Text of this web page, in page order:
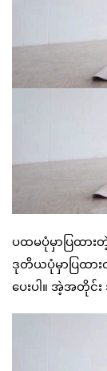
ပထမပုံမှာပြထားတဲ့
ဒုတိယပုံမှာပြထာ
ပေးပါ။ အဲ့အတိုင်